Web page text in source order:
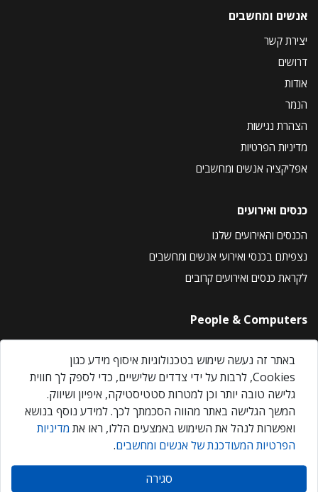
אנשים ומחשבים
יצירת קשר
דרושים
אודות
הנמר
הצהרת נגישות
מדיניות הפרטיות
אפליקציה אנשים ומחשבים
כנסים ואירועים
הכנסים והאירועים שלנו
נצפיתם בכנסי ואירועי אנשים ומחשבים
לקראת כנסים ואירועים קרובים
People & Computers
About Us
Privacy Policy
Contact Us
Our Events
אנשים ומחשבים © 2026 – כל הזכויות שמורות
באתר זה נעשה שימוש בטכנולוגיות איסוף מידע כגון
Cookies, לרבות על ידי צדדים שלישיים, כדי לספק לך חווית
גלישה טובה יותר וכן למטרות סטטיסטיקה, איפיון ושיווק.
המשך הגלישה באתר מהווה הסכמתך לכך. למידע נוסף בנושא
ואפשרות לנהל את השימוש באמצעים הללו, ראו את מדיניות
הפרטיות המעודכנת של אנשים ומחשבים.
סגירה